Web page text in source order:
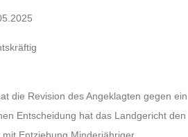
die Revision des Angeklagten gegen ein
Entscheidung hat das Landgericht den